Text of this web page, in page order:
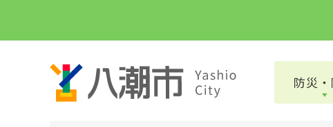
ペ
防災